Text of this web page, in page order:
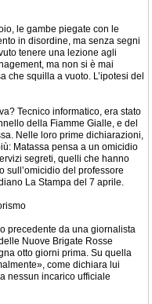
le gambe piegate con le
in disordine, ma senza segni
tenere una lezione agli
ma non si è mai
che squilla a vuoto. L’ipotesi del
Tecnico informatico, era stato
della Fiamme Gialle, e del
Nelle loro prime dichiarazioni,
Matassa pensa a un omicidio
segreti, quelli che hanno
sull’omicidio del professore
La Stampa del 7 aprile.
precedente da una giornalista
Nuove Brigate Rosse
otto giorni prima. Su quella
come dichiara lui
nessun incarico ufficiale